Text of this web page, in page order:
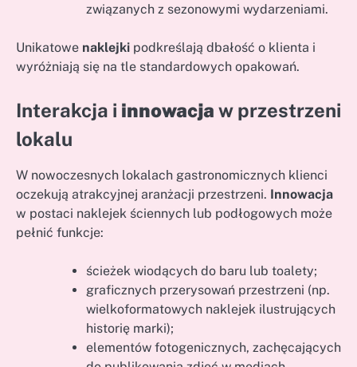
związanych z sezonowymi wydarzeniami.
Unikatowe naklejki podkreślają dbałość o klienta i
wyróżniają się na tle standardowych opakowań.
Interakcja i innowacja w przestrzeni
lokalu
W nowoczesnych lokalach gastronomicznych klienci
oczekują atrakcyjnej aranżacji przestrzeni. Innowacja
w postaci naklejek ściennych lub podłogowych może
pełnić funkcje:
ścieżek wiodących do baru lub toalety;
graficznych przerysowań przestrzeni (np.
wielkoformatowych naklejek ilustrujących
historię marki);
elementów fotogenicznych, zachęcających